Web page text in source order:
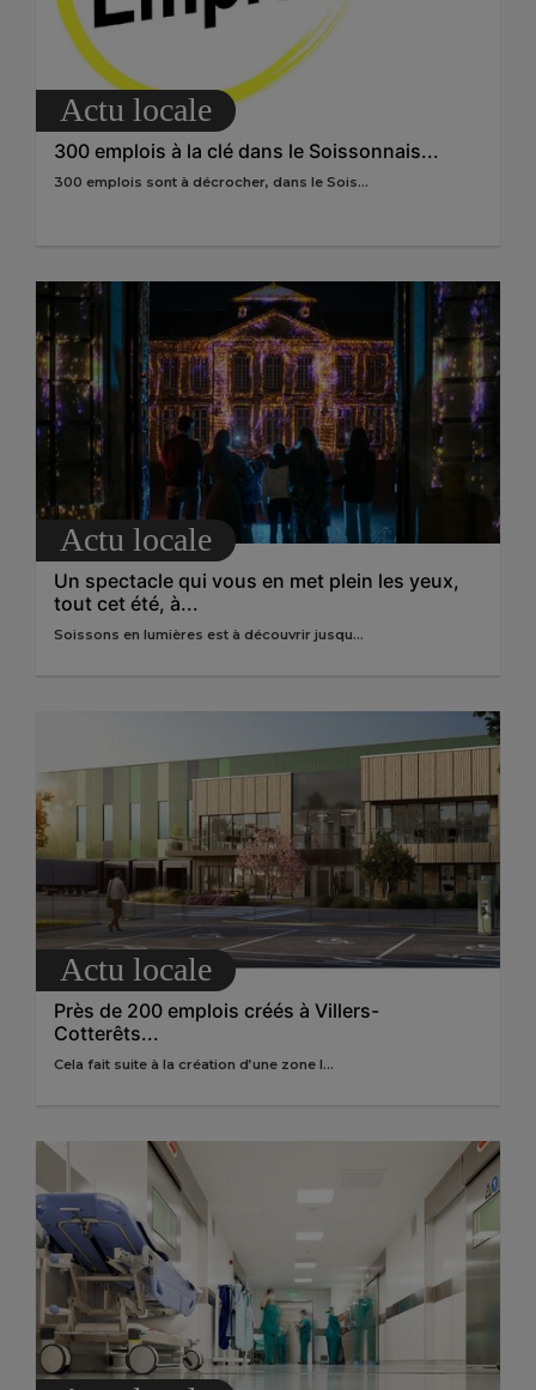
Actu locale
300 emplois à la clé dans le Soissonnais...
300 emplois sont à décrocher, dans le Sois...
Actu locale
Un spectacle qui vous en met plein les yeux,
tout cet été, à...
Soissons en lumières est à découvrir jusqu...
Actu locale
Près de 200 emplois créés à Villers-
Cotterêts...
Cela fait suite à la création d’une zone l...